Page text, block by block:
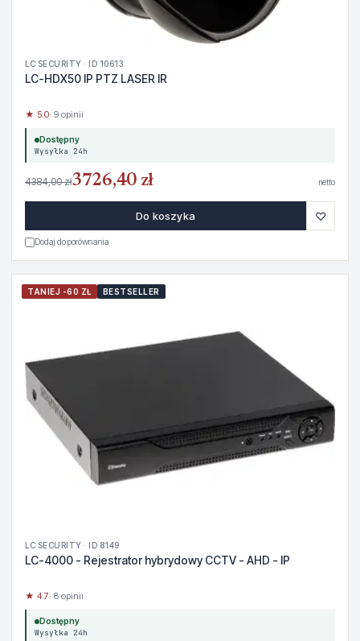
LC SECURITY · ID 10613
LC-HDX50 IP PTZ LASER IR
★ 5.0· 9 opinii
Dostępny
Wysyłka 24h
4384,00 zł3726,40 zł netto
Do koszyka ♡
Dodaj do porównania
TANIEJ -60 ZŁ BESTSELLER
LC SECURITY · ID 8149
LC-4000 - Rejestrator hybrydowy CCTV - AHD - IP
★ 4.7· 8 opinii
Dostępny
Wysyłka 24h